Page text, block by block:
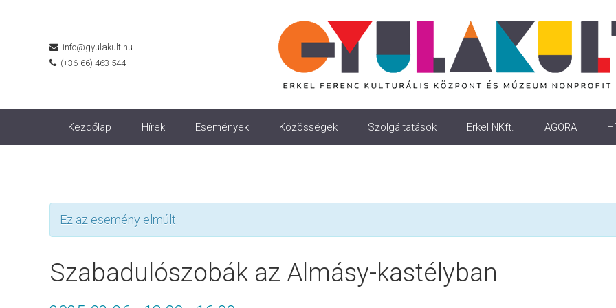
info@gyulakult.hu
(+36-66) 463 544
Kezdőlap Hírek Események Közösségek Szolgáltatások Erkel NKft. AGORA
Ez az esemény elmúlt.
Szabadulószobák az Almásy-kastélyban